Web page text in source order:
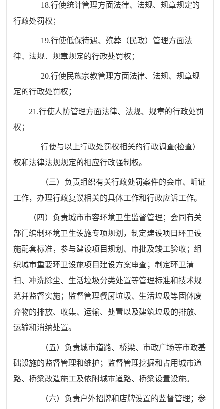
18.行使统计管理方面法律、法规、规章规定的
行政处罚权；
19.行使低保待遇、殡葬（民政）管理方面法
律、法规、规章规定的行政处罚权；
20.行使民族宗教管理方面法律、法规、规章规
定的行政处罚权；
21.行使人防管理方面法律、法规、规章的行政处罚
权；
行使与以上行政处罚权相关的行政调查(检查）
权和法律法规规定的相应行政强制权。
（三）负责组织有关行政处罚案件的会审、听证
工作，办理行政复议相关的具体工作和行政应诉工作。
（四）负责城市市容环境卫生监督管理；会同有关
部门编制环境卫生设施专项规划，制定建设项目环卫设
施配套标准，参与建设项目规划、审批及竣工验收；组
织城市重要环卫设施项目建设方案审查；制定环卫清
扫、冲洗除尘、生活垃圾分类处置等管理标准和技术规
范并监督实施；监督管理餐厨垃圾、生活垃圾等固体废
弃物的排放、收集、运输、处置以及建筑垃圾的排放、
运输和消纳处置。
（五）负责城市道路、桥梁、市政广场等市政基
础设施的监督管理和维护；监督管理挖掘和占用城市道
路、桥梁改造施工及依附城市道路、桥梁设置设施。
（六）负责户外招牌和店牌设置的监督管理；参